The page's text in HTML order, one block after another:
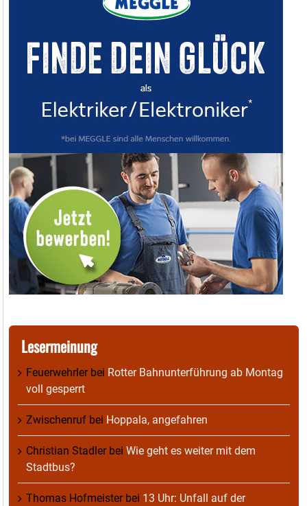
Lesermeinung
Feuerwehrlerbei Rotter Bahnunterführung ab Montag
voll gesperrt
Zwischenruf bei Hoppala, angefahren
Christian Stadlerbei Wie geht es weiter mit dem
Stadtbus?
Thomas Hofmeisterbei 13 Uhr: Unfall auf der